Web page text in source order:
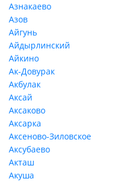
Азнакаево
Азов
Айгунь
Айдырлинский
Айкино
Ак-Довурак
Акбулак
Аксай
Аксаково
Аксарка
Аксеново-Зиловское
Аксубаево
Акташ
Акуша